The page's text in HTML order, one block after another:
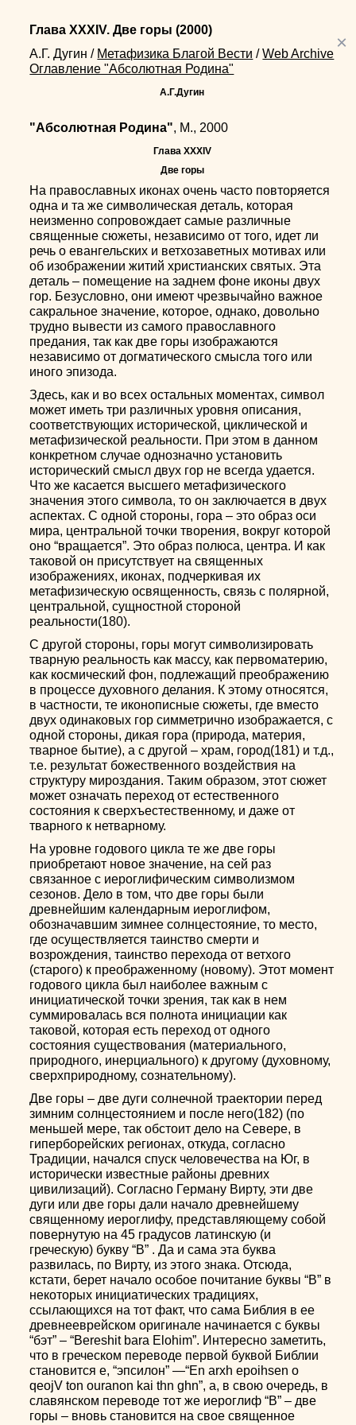
×
Глава XXXIV. Две горы (2000)
А.Г. Дугин / Метафизика Благой Вести / Web Archive
Оглавление "Абсолютная Родина"
А.Г.Дугин
"Абсолютная Родина", М., 2000
Глава XXXIV
Две горы
На православных иконах очень часто повторяется
одна и та же символическая деталь, которая
неизменно сопровождает самые различные
священные сюжеты, независимо от того, идет ли
речь о евангельских и ветхозаветных мотивах или
об изображении житий христианских святых. Эта
деталь – помещение на заднем фоне иконы двух
гор. Безусловно, они имеют чрезвычайно важное
сакральное значение, которое, однако, довольно
трудно вывести из самого православного
предания, так как две горы изображаются
независимо от догматического смысла того или
иного эпизода.
Здесь, как и во всех остальных моментах, символ
может иметь три различных уровня описания,
соответствующих исторической, циклической и
метафизической реальности. При этом в данном
конкретном случае однозначно установить
исторический смысл двух гор не всегда удается.
Что же касается высшего метафизического
значения этого символа, то он заключается в двух
аспектах. С одной стороны, гора – это образ оси
мира, центральной точки творения, вокруг которой
оно “вращается”. Это образ полюса, центра. И как
таковой он присутствует на священных
изображениях, иконах, подчеркивая их
метафизическую освященность, связь с полярной,
центральной, сущностной стороной
реальности(180).
С другой стороны, горы могут символизировать
тварную реальность как массу, как первоматерию,
как космический фон, подлежащий преображению
в процессе духовного делания. К этому относятся,
в частности, те иконописные сюжеты, где вместо
двух одинаковых гор симметрично изображается, с
одной стороны, дикая гора (природа, материя,
тварное бытие), а с другой – храм, город(181) и т.д.,
т.е. результат божественного воздействия на
структуру мироздания. Таким образом, этот сюжет
может означать переход от естественного
состояния к сверхъестественному, и даже от
тварного к нетварному.
На уровне годового цикла те же две горы
приобретают новое значение, на сей раз
связанное с иероглифическим символизмом
сезонов. Дело в том, что две горы были
древнейшим календарным иероглифом,
обозначавшим зимнее солнцестояние, то место,
где осуществляется таинство смерти и
возрождения, таинство перехода от ветхого
(старого) к преображенному (новому). Этот момент
годового цикла был наиболее важным с
инициатической точки зрения, так как в нем
суммировалась вся полнота инициации как
таковой, которая есть переход от одного
состояния существования (материального,
природного, инерциального) к другому (духовному,
сверхприродному, сознательному).
Две горы – две дуги солнечной траектории перед
зимним солнцестоянием и после него(182) (по
меньшей мере, так обстоит дело на Севере, в
гиперборейских регионах, откуда, согласно
Традиции, начался спуск человечества на Юг, в
исторически известные районы древних
цивилизаций). Согласно Герману Вирту, эти две
дуги или две горы дали начало древнейшему
священному иероглифу, представляющему собой
повернутую на 45 градусов латинскую (и
греческую) букву “B” . Да и сама эта буква
развилась, по Вирту, из этого знака. Отсюда,
кстати, берет начало особое почитание буквы “В” в
некоторых инициатических традициях,
ссылающихся на тот факт, что сама Библия в ее
древнееврейском оригинале начинается с буквы
“бэт” – “Bereshit bara Elohim”. Интересно заметить,
что в греческом переводе первой буквой Библии
становится e, “эпсилон” —“En arxh epoihsen o
qeojV ton ouranon kai thn ghn”, а, в свою очередь, в
славянском переводе тот же иероглиф “B” – две
горы – вновь становится на свое священное